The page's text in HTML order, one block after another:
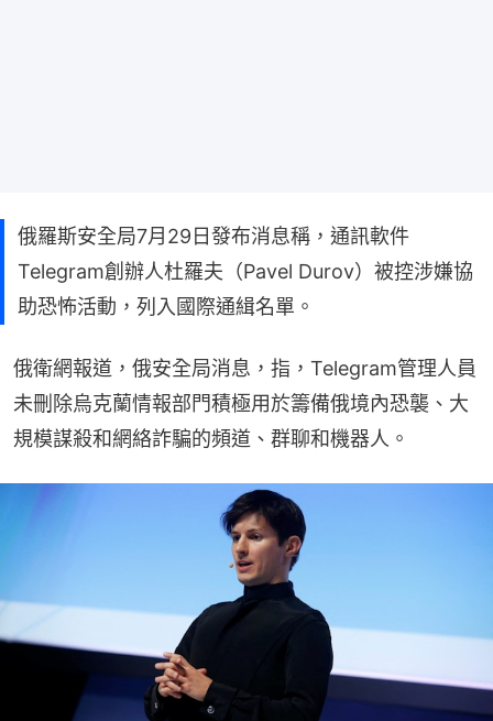
俄羅斯安全局7月29日發布消息稱，通訊軟件
Telegram創辦人杜羅夫（Pavel Durov）被控涉嫌協
助恐怖活動，列入國際通緝名單。
俄衛網報道，俄安全局消息，指，Telegram管理人員
未刪除烏克蘭情報部門積極用於籌備俄境內恐襲、大
規模謀殺和網絡詐騙的頻道、群聊和機器人。